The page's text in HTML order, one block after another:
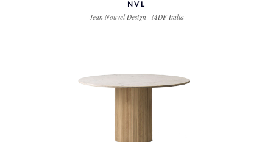
NVL
Jean Nouvel Design | MDF Italia